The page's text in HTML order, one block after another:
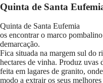
Quinta de Santa
Quinta de Santa Eufemia
os encontrar o marco
demarcação.
Fica situada na margem sul do
hectares de vinha. Produz uvas
feita em lagares de granito,
modo a extrair os seus